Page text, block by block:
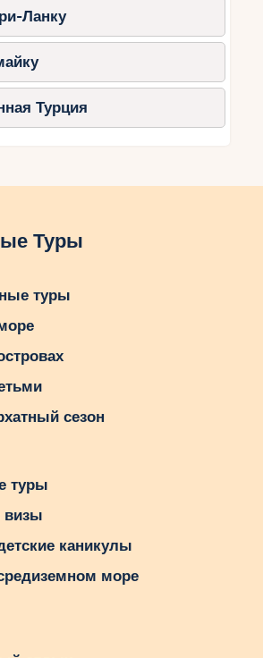
достопримечательности и
греческой кухней. Греция
приключение для всей
Ланку
Турция
Туры
туры
сезон
туры
визы
каникулы
море